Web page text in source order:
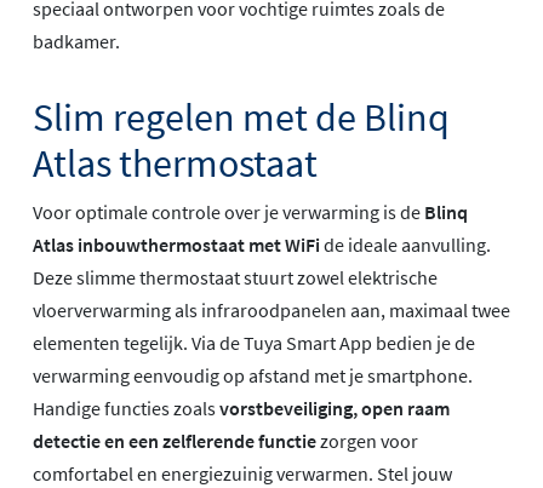
speciaal ontworpen voor vochtige ruimtes zoals de
badkamer.
Slim regelen met de Blinq
Atlas thermostaat
Voor optimale controle over je verwarming is de Blinq
Atlas inbouwthermostaat met WiFi de ideale aanvulling.
Deze slimme thermostaat stuurt zowel elektrische
vloerverwarming als infraroodpanelen aan, maximaal twee
elementen tegelijk. Via de Tuya Smart App bedien je de
verwarming eenvoudig op afstand met je smartphone.
Handige functies zoalsvorstbeveiliging, open raam
detectie en een zelflerende functiezorgen voor
comfortabel en energiezuinig verwarmen. Stel jouw